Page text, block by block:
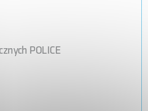
POLICE